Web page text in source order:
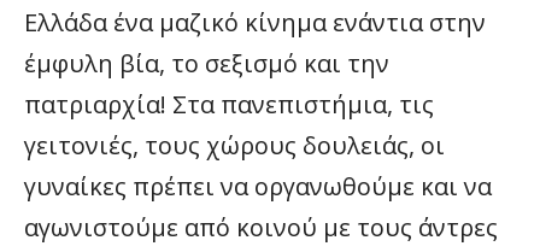
Ελλάδα ένα μαζικό κίνημα ενάντια στην
έμφυλη βία, το σεξισμό και την
πατριαρχία! Στα πανεπιστήμια, τις
γειτονιές, τους χώρους δουλειάς, οι
γυναίκες πρέπει να οργανωθούμε και να
αγωνιστούμε από κοινού με τους άντρες